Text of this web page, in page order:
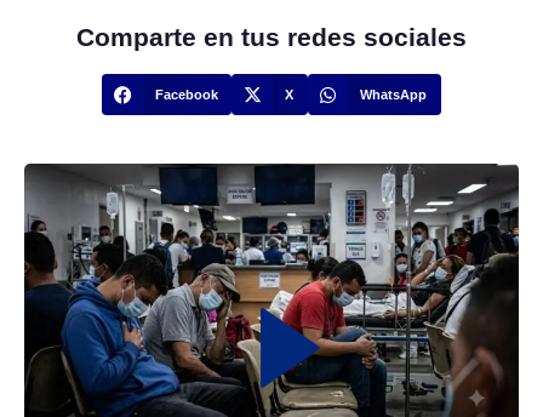
Comparte en tus redes sociales
Facebook X WhatsApp